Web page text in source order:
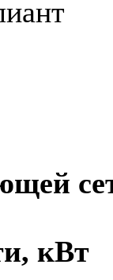
кВт